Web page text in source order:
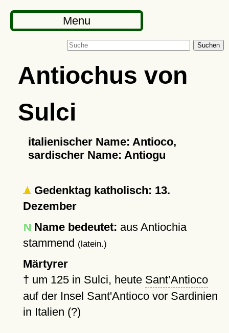
Menu
Suchen
Antiochus von
Sulci
italienischer Name: Antioco,
sardischer Name: Antiogu
Gedenktag katholisch: 13.
Dezember
Name bedeutet: aus Antiochia
stammend (latein.)
Märtyrer
† um 125in Sulci, heute Sant’Antioco
auf der Insel Sant'Antioco vor Sardinien
in Italien (?)